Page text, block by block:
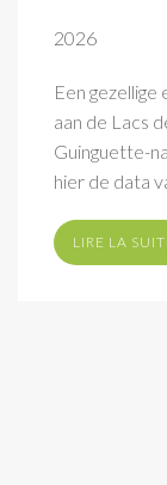
2026
Een
aan de Lacs
Guinguette-
hier de data
LIRE LA